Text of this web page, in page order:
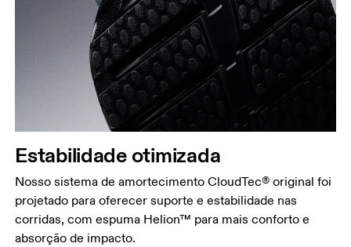
Estabilidade otimizada
Nosso sistema de amortecimento CloudTec® original foi
projetado para oferecer suporte e estabilidade nas
corridas, com espuma Helion™ para mais conforto e
absorção de impacto.